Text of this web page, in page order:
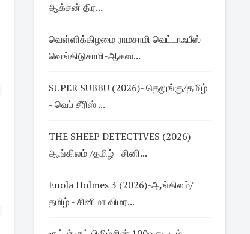
ஆக்சன் திர...
வெள்ளிக்கிழமை ராமசாமி வெட்டாஃபீஸ்
வெங்கிடுசாமி-ஆகஸ...
SUPER SUBBU (2026)- தெலுங்கு/தமிழ்
- வெப் சீரிஸ் ...
THE SHEEP DETECTIVES (2026)-
ஆங்கிலம் /தமிழ் - சினி...
Enola Holmes 3 (2026)-ஆங்கிலம்/
தமிழ் - சினிமா விமர...